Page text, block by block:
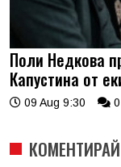
Поли Недкова
Капустина от
09 Aug 9:30 0
КОМЕНТИРАЙ